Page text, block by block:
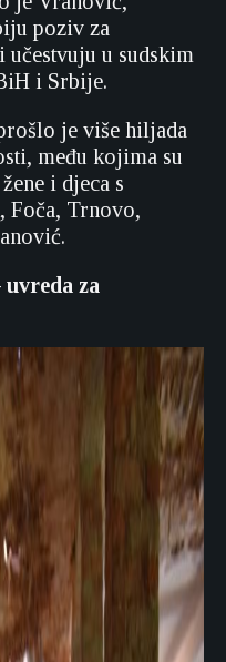
poziv za
učestvuju u sudskim
i Srbije.
je više hiljada
među kojima su
i djeca s
Foča, Trnovo,
za